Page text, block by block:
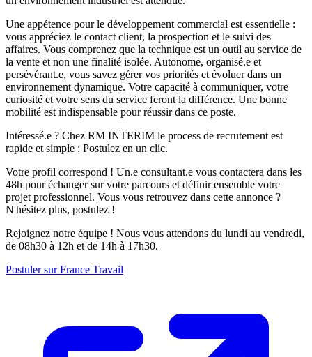
Une appétence pour le développement commercial est essentielle :
vous appréciez le contact client, la prospection et le suivi des
affaires. Vous comprenez que la technique est un outil au service de
la vente et non une finalité isolée. Autonome, organisé.e et
persévérant.e, vous savez gérer vos priorités et évoluer dans un
environnement dynamique. Votre capacité à communiquer, votre
curiosité et votre sens du service feront la différence. Une bonne
mobilité est indispensable pour réussir dans ce poste.
Intéressé.e ? Chez RM INTERIM le process de recrutement est
rapide et simple : Postulez en un clic.
Votre profil correspond ! Un.e consultant.e vous contactera dans les
48h pour échanger sur votre parcours et définir ensemble votre
projet professionnel. Vous vous retrouvez dans cette annonce ?
N'hésitez plus, postulez !
Rejoignez notre équipe ! Nous vous attendons du lundi au vendredi,
de 08h30 à 12h et de 14h à 17h30.
Postuler sur France Travail